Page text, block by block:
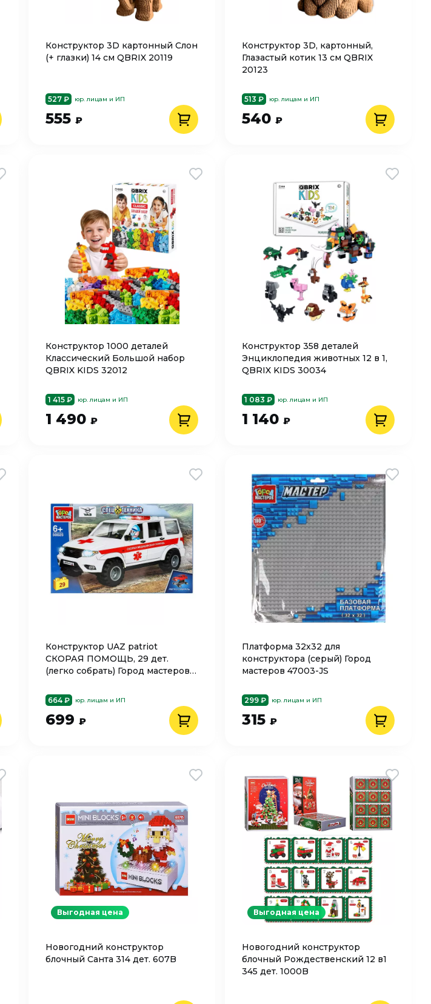
Конструктор 3D картонный Слон
(+ глазки) 14 см QBRIX 20119
527 ₽ юр. лицам и ИП
555 ₽
Конструктор 3D, картонный,
Глазастый котик 13 см QBRIX
20123
513 ₽ юр. лицам и ИП
540 ₽
Конструктор 1000 деталей
Классический Большой набор
QBRIX KIDS 32012
1 415 ₽ юр. лицам и ИП
1 490 ₽
Конструктор 358 деталей
Энциклопедия животных 12 в 1,
QBRIX KIDS 30034
1 083 ₽ юр. лицам и ИП
1 140 ₽
Конструктор UAZ patriot
СКОРАЯ ПОМОЩЬ, 29 дет.
(легко собрать) Город мастеров
664 ₽ юр. лицам и ИП
699 ₽
Платформа 32х32 для
конструктора (серый) Город
мастеров 47003-JS
299 ₽ юр. лицам и ИП
315 ₽
Новогодний конструктор
блочный Санта 314 дет. 607B
Выгодная цена
Новогодний конструктор
блочный Рождественский 12 в1
345 дет. 1000B
Выгодная цена